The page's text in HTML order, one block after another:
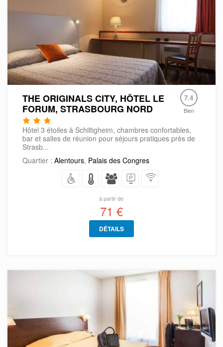
THE ORIGINALS CITY, HÔTEL LE
FORUM, STRASBOURG NORD
7.4
Bien
Hôtel 3 étoiles à Schiltigheim, chambres confortables,
bar et salles de réunion pour séjours pratiques près de
Strasb...
Quartier : Alentours, Palais des Congres
à partir de
71 €
DÉTAILS